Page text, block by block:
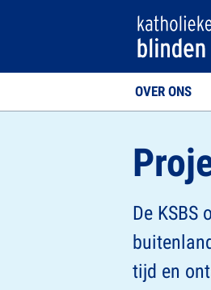
OVER ONS
De
tijd en